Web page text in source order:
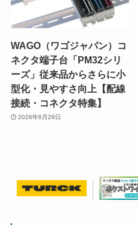
WAGO（ワゴジャパン）コ
ネクタ端子台「PM32シリ
ーズ」従来品からさらに小
型化・見やすさ向上【配線
接続・コネクタ特集】
2026年6月29日